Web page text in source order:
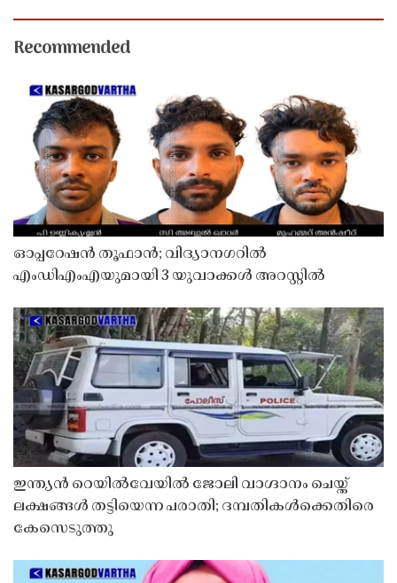
Recommended
ഓപ്പറേഷൻ തൂഫാൻ; വിദ്യാനഗറിൽ
എംഡിഎംഎയുമായി 3 യുവാക്കൾ അറസ്റ്റിൽ
ഇന്ത്യൻ റെയിൽവേയിൽ ജോലി വാഗ്ദാനം ചെയ്ത്
ലക്ഷങ്ങൾ തട്ടിയെന്ന പരാതി; ദമ്പതികൾക്കെതിരെ
കേസെടുത്തു